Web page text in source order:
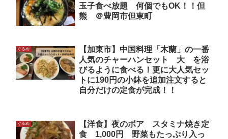
玉子食べ放題 何個でもOK！！但
熊 ＠豊岡市但東町
ぐるめ
【加東市】中国料理「木蘭」の一番
人気のチャーハンセット 大 を浴
びるように食べる！更に大人気セッ
トに190円の小鉢を追加注文すると
自分だけの定食が完成！！
ぐるめ
【洋食】夜のボア スタミナ焼き定
食 1,000円 野菜もたっぷり入っ